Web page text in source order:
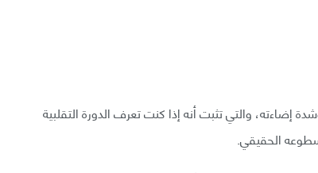
إضاءته، والتي تثبت أنه إذا كنت تعرف الدورة التقلبية
الحقيقي.